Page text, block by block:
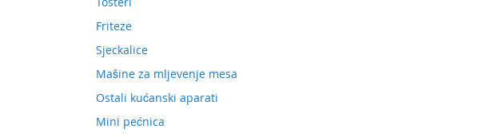
Friteze
Sjeckalice
Mašine za mljevenje mesa
Ostali kućanski aparati
Mini pećnica